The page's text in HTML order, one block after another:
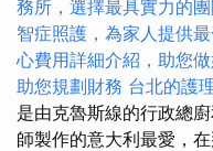
務所，選擇最具實力的
智症照護，為家人提供
心費用詳細介紹，助您
助您規劃財務 台北的護
是由克魯斯線的行政總
師製作的意大利最愛，